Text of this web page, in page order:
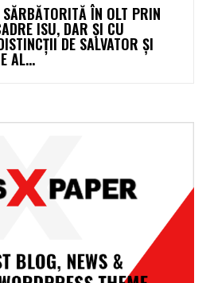
ÎN OLT PRIN
ISU, DAR ȘI CU
DE SALVATOR ȘI
AL...